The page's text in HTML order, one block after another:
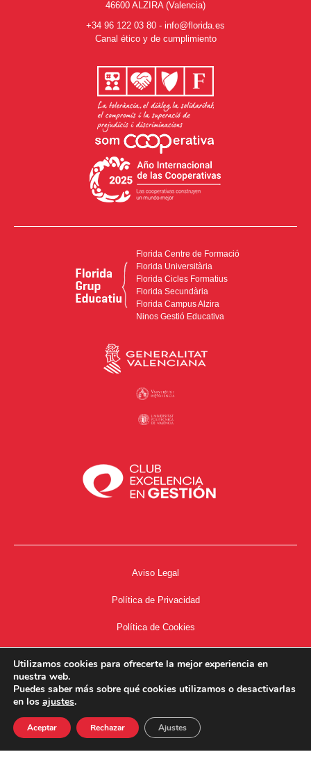
46600 ALZIRA (Valencia)
+34 96 122 03 80 - info@florida.es
Canal ético y de cumplimiento
Florida Centre de Formació
Florida Universitària
Florida Cicles Formatius
Florida Secundària
Florida Campus Alzira
Ninos Gestió Educativa
Aviso Legal
Política de Privacidad
Política de Cookies
34667504662
Utilizamos cookies para ofrecerte la mejor experiencia en
nuestra web.
Puedes saber más sobre qué cookies utilizamos o desactivarlas
en los ajustes.
Aceptar Rechazar Ajustes